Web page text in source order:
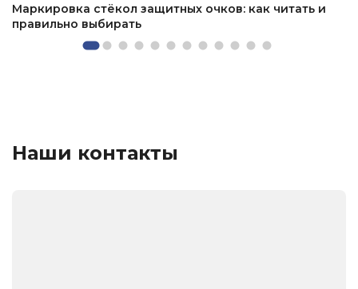
Маркировка стёкол защитных очков: как читать и
правильно выбирать
Наши контакты